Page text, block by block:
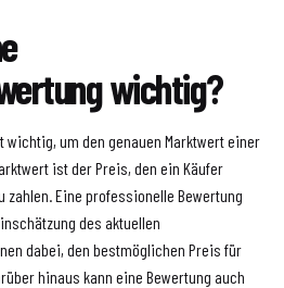
wichtig?
um den genauen Marktwert einer
ist der Preis, den ein Käufer
Eine professionelle Bewertung
des aktuellen
dabei, den bestmöglichen Preis für
hinaus kann eine Bewertung auch